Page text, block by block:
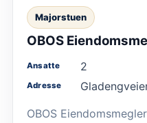
Majorstuen
OBOS
Ansatte 2
Adresse
OBOS